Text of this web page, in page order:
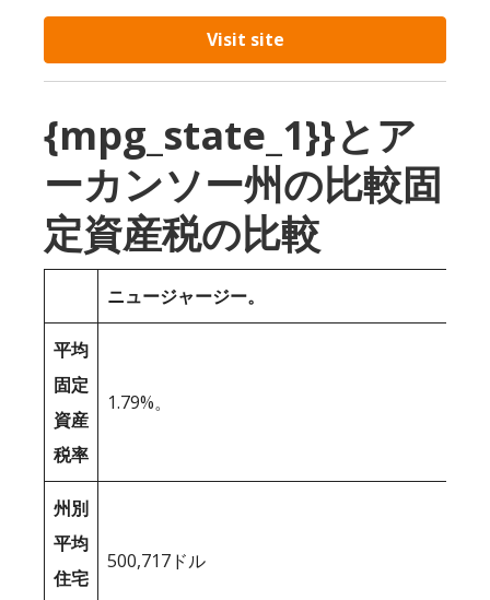
Visit site
{mpg_state_1}}とア
ーカンソー州の比較固
定資産税の比較
ニュージャージー。
平均
固定
資産
税率
1.79%。
州別
平均
住宅
500,717ドル